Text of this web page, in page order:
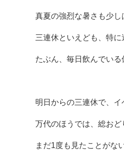
真夏の強烈な暑さも少し
三連休といえども、特に
たぶん、毎日飲んでいる
明日からの三連休で、イ
万代のほうでは、総おど
まだ1度も見たことがな